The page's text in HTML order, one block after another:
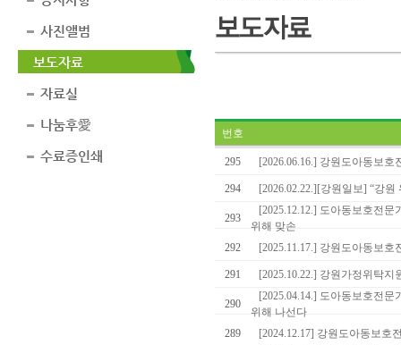
사진앨범
보도자료
자료실
나눔후愛
수료증인쇄
번호
295 [2026.06.16.] 강원도아동보
294 [2026.02.22.][강원일보] “강
293
[2025.12.12.] 도아동보호전
위해 맞손
292
[2025.11.17.] 강원도아동보
291 [2025.10.22.] 강원가정위탁
290
[2025.04.14.] 도아동보호전
위해 나선다
289
[2024.12.17] 강원도아동보호